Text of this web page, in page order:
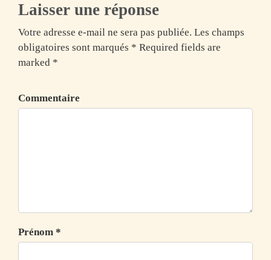
Laisser une réponse
Votre adresse e-mail ne sera pas publiée. Les champs
obligatoires sont marqués * Required fields are
marked *
Commentaire
Prénom *